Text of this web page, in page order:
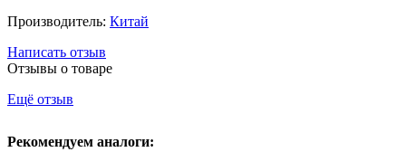
Производитель: Китай
Написать отзыв
Отзывы о товаре
Ещё отзыв
Рекомендуем аналоги: